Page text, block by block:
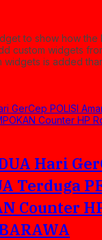
to show how the
custom widgets
widgets is added
Hari
Terduga
Counter